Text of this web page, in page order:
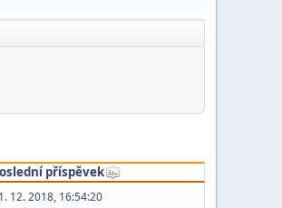
příspěvek
12. 2018, 16:54:20